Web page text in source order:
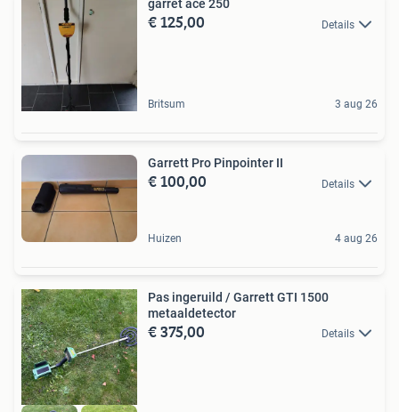
garret ace 250
€ 125,00 Details
Britsum 3 aug 26
Garrett Pro Pinpointer II
€ 100,00 Details
Huizen 4 aug 26
Pas ingeruild / Garrett GTI 1500
metaaldetector
€ 375,00 Details